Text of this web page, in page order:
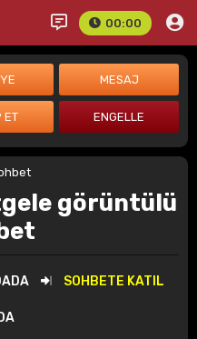
00:00
görüntülü
SOHBETE KATIL